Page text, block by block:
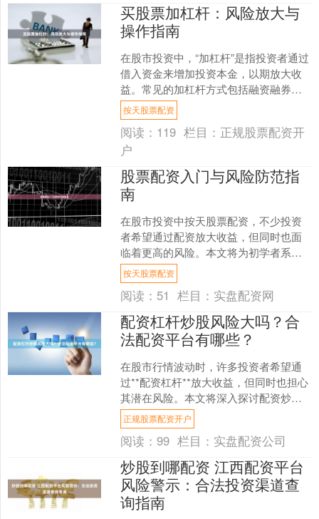
买股票加杠杆：风险放大与
操作指南
在股市投资中，“加杠杆”是指投资者通过
借入资金来增加投资本金，以期放大收
益。常见的加杠杆方式包括融资融券、
配资等。虽然杠杆能放大收益，但同样
会放大亏损按天股票配....
按天股票配资
阅读： 119 栏目： 正规股票配资开
户
股票配资入门与风险防范指
南
在股市投资中按天股票配资，不少投资
者希望通过配资放大收益，但同时也面
临着更高的风险。本文将为初学者系统
介绍股票配资的基本概念、操作流程以
及必须掌握的风险防范措施....
按天股票配资
阅读： 51 栏目： 实盘配资网
配资杠杆炒股风险大吗？合
法配资平台有哪些？
在股市行情波动时，许多投资者希望通
过**配资杠杆**放大收益，但同时也担心
其潜在风险。本文将深入探讨配资炒股
的风险，并介绍如何识别合法配资平台
正规股票配资开户，....
正规股票配资开户
阅读：99 栏目： 实盘配资公司
炒股到哪配资 江西配资平台
风险警示：合法投资渠道查
询指南